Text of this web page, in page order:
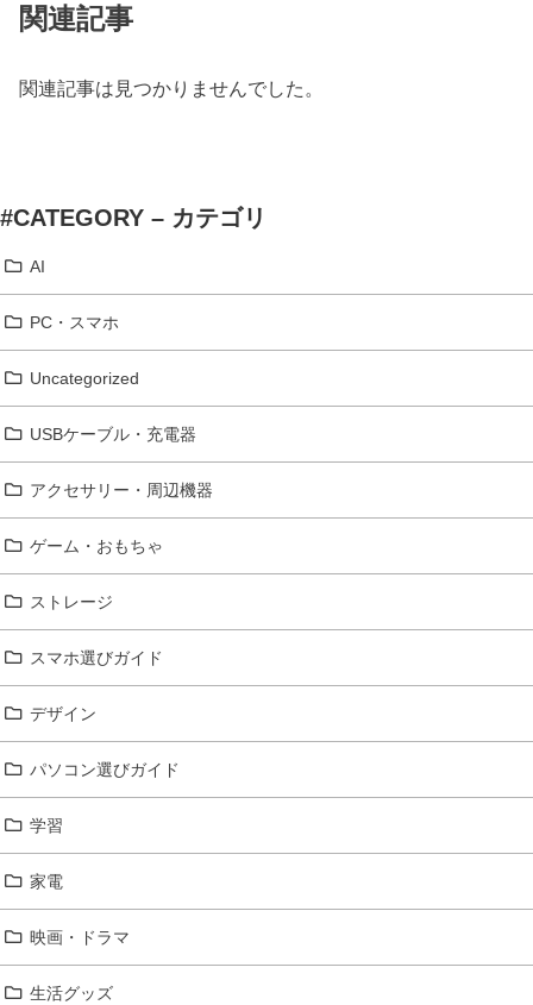
関連記事
関連記事は見つかりませんでした。
#CATEGORY – カテゴリ
AI
PC・スマホ
Uncategorized
USBケーブル・充電器
アクセサリー・周辺機器
ゲーム・おもちゃ
ストレージ
スマホ選びガイド
デザイン
パソコン選びガイド
学習
家電
映画・ドラマ
生活グッズ